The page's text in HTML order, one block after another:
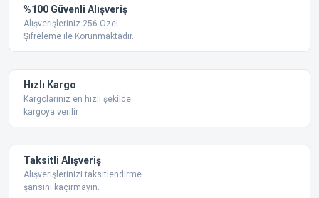
Ürün resmi kalitesiz, bozuk veya görüntülenemiyor.
Ürün açıklamasında eksik bilgiler bulunuyor.
Bu ürüne benzer farklı alternatifler olmalı.
%100 Güvenli Alışveriş
Alışverişleriniz 256 Özel
Şifreleme ile Korunmaktadır.
Hızlı Kargo
Kargolarınız en hızlı şekilde
kargoya verilir
Taksitli Alışveriş
Alışverişlerinizi taksitlendirme
şansını kaçırmayın.